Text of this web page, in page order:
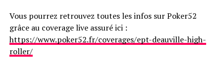
Vous pourrez retrouvez toutes les infos sur Poker52
grâce au coverage live assuré ici :
https://www.poker52.fr/coverages/ept-deauville-high-
roller/